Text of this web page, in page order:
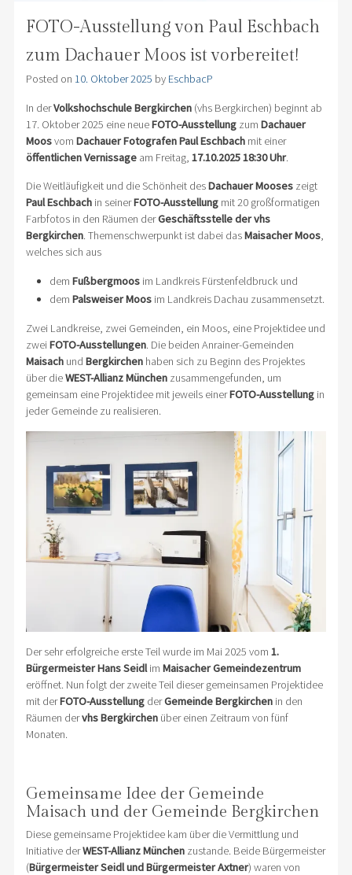
FOTO-Ausstellung von Paul Eschbach
zum Dachauer Moos ist vorbereitet!
Posted on 10. Oktober 2025 by EschbacP
In derVolkshochschule Bergkirchen(vhs Bergkirchen) beginnt ab
17. Oktober 2025 eine neueFOTO-Ausstellungzum Dachauer
Moosvom Dachauer Fotografen Paul Eschbachmit einer
öffentlichen Vernissageam Freitag, 17.10.2025 18:30 Uhr.
Die Weitläufigkeit und die Schönheit desDachauer Mooseszeigt
Paul Eschbachin seinerFOTO-Ausstellungmit 20 großformatigen
Farbfotos in den Räumen derGeschäftsstelle der vhs
Bergkirchen. Themenschwerpunkt ist dabei dasMaisacher Moos,
welches sich aus
dem Fußbergmoosim Landkreis Fürstenfeldbruck und
dem Palsweiser Moosim Landkreis Dachau zusammensetzt.
Zwei Landkreise, zwei Gemeinden, ein Moos, eine Projektidee und
zwei FOTO-Ausstellungen. Die beiden Anrainer-Gemeinden
Maisachund Bergkirchenhaben sich zu Beginn des Projektes
über dieWEST-Allianz Münchenzusammengefunden, um
gemeinsam eine Projektidee mit jeweils einerFOTO-Ausstellungin
jeder Gemeinde zu realisieren.
Der sehr erfolgreiche erste Teil wurde im Mai 2025 vom 1.
Bürgermeister Hans Seidlim Maisacher Gemeindezentrum
eröffnet. Nun folgt der zweite Teil dieser gemeinsamen Projektidee
mit derFOTO-AusstellungderGemeinde Bergkirchenin den
Räumen dervhs Bergkirchenüber einen Zeitraum von fünf
Monaten.
Gemeinsame Idee der Gemeinde
Maisach und der Gemeinde Bergkirchen
Diese gemeinsame Projektidee kam über die Vermittlung und
Initiative derWEST-Allianz Münchenzustande. Beide Bürgermeister
(Bürgermeister Seidl und Bürgermeister Axtner) waren von